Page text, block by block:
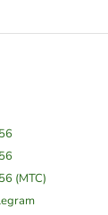
(МТС)